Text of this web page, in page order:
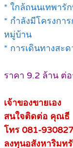
* ใกล้ถนนเทพารั
* กำลังมีโครงกา
หมู่บ้าน
* การเดินทางสะ
ราคา 9.2 ล้าน ต่
เจ้าของขายเอง
สนใจติดต่อ คุณธี
โทร 081-
ลงทุนอสังหาริมท